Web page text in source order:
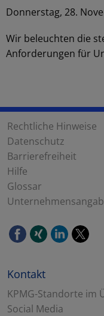
Donnerstag, 28.
Wir beleuchten die
Anforderungen für
Rechtliche Hinweise
Datenschutz
Barrierefreiheit
Hilfe
Glossar
Kontakt
KPMG-Standorte im
Social Media